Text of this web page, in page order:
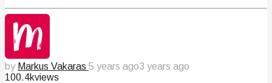
by Markus Vakaras 5 years ago3 years ago
100.4kviews